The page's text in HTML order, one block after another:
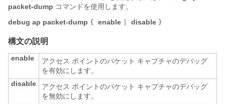
packet-dump コマンドを使用します。
debug ap packet-dump { enable disable }
構文の説明
enable
アクセス ポイントのパケット キャプチャのデバッグ
を有効にします。
disable
アクセス ポイントのパケット キャプチャのデバッグ
を無効にします。